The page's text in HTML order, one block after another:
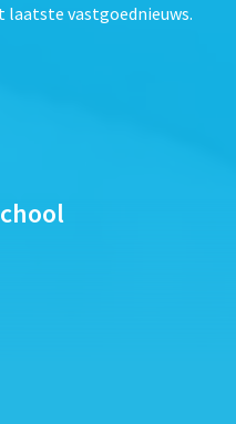
vastgoednieuws.